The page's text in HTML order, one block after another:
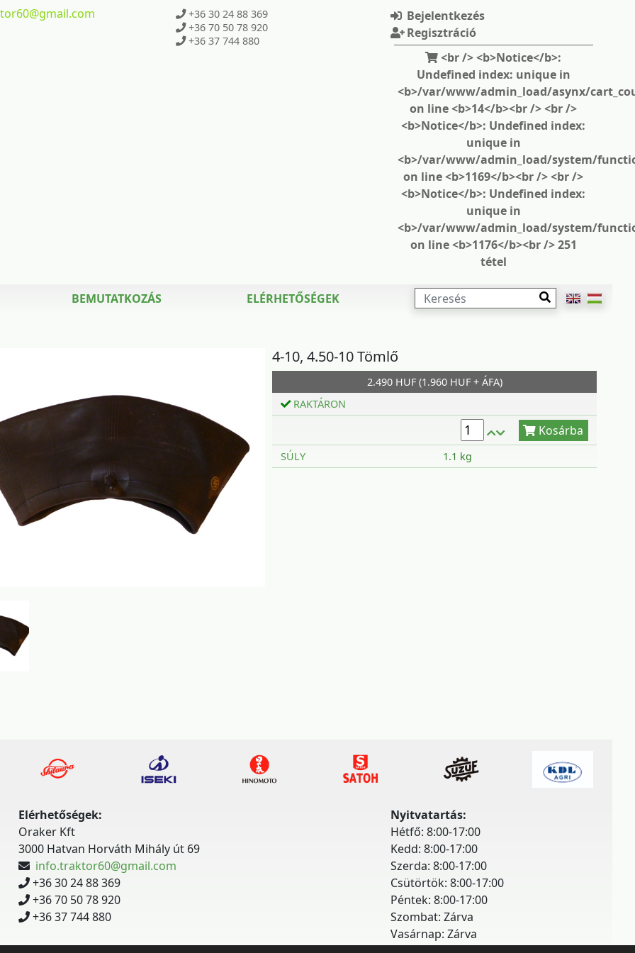
@gmail.com
+36 30 24 88 369
+36 70 50 78 920
+36 37 744 880
Bejelentkezés
Regisztráció
<br /> <b>Notice</b>:
Undefined index: unique in
<b>/var/www/admin_load/asynx/
on line <b>14</b><br /> <br />
<b>Notice</b>: Undefined index:
unique in
<b>/var/www/admin_load/system/
on line <b>1169</b><br /> <br />
<b>Notice</b>: Undefined index:
unique in
<b>/var/www/admin_load/system/
on line <b>1176</b><br /> 251
tétel
BEMUTATKOZÁS ELÉRHETŐSÉGEK
KERESÉS
4-10, 4.50-10 Tömlő
2.490 HUF (1.960 HUF + ÁFA)
RAKTÁRON
Kosárba
SÚLY 1.1 kg
Elérhetőségek:
Oraker Kft
3000 Hatvan Horváth Mihály út 69
info.traktor60@gmail.com
+36 30 24 88 369
+36 70 50 78 920
+36 37 744 880
Nyitvatartás:
Hétfő: 8:00-17:00
Kedd: 8:00-17:00
Szerda: 8:00-17:00
Csütörtök: 8:00-17:00
Péntek: 8:00-17:00
Szombat: Zárva
Vasárnap: Zárva